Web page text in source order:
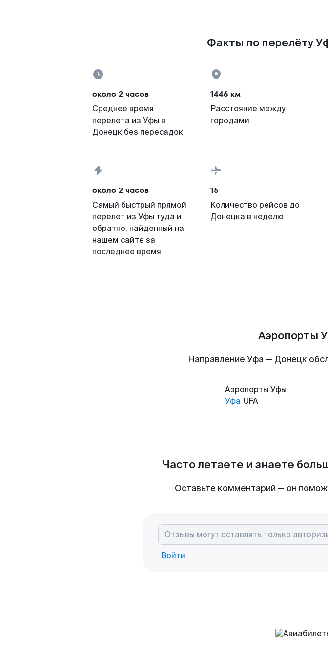
Факты по перелёту
около 2 часов
Среднее время
перелета из Уфы в
Донецк без пересадок
1446 км
Расстояние между
городами
около 2 часов
Самый быстрый прямой
перелет из Уфы туда и
обратно, найденный на
нашем сайте за
последнее время
15
Количество рейсов до
Донецка в неделю
Аэропорты
Направление Уфа — Донецк
Аэропорты Уфы
Уфа UFA
Часто летаете и знаете
Оставьте комментарий — он
Войти